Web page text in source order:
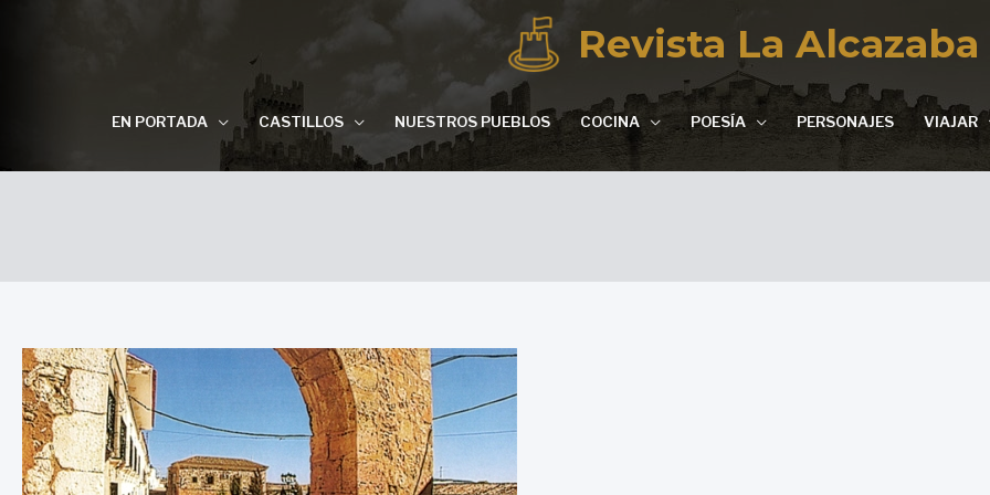
Revista La Alcazaba
EN PORTADA CASTILLOS NUESTROS PUEBLOS COCINA POESÍA PERSONAJES VIAJAR